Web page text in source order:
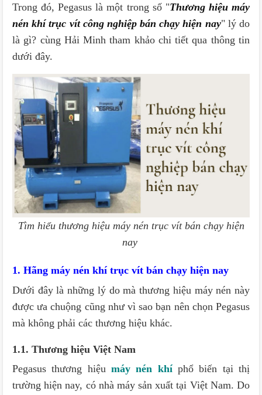
Trong đó, Pegasus là một trong số "Thương hiệu máy
nén khí trục vít công nghiệp bán chạy hiện nay" lý do
là gì? cùng Hải Minh tham khảo chi tiết qua thông tin
dưới đây.
Tìm hiểu thương hiệu máy nén trục vít bán chạy hiện
nay
1. Hãng máy nén khí trục vít bán chạy hiện nay
Dưới đây là những lý do mà thương hiệu máy nén này
được ưa chuộng cũng như vì sao bạn nên chọn Pegasus
mà không phải các thương hiệu khác.
1.1. Thương hiệu Việt Nam
Pegasus thương hiệu máy nén khíphổ biến tại thị
trường hiện nay, có nhà máy sản xuất tại Việt Nam. Do